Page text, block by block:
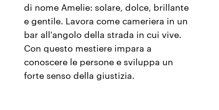
di nome Amelie: solare, dolce, brillante
e gentile. Lavora come cameriera in un
bar all'angolo della strada in cui vive.
Con questo mestiere impara a
conoscere le persone e sviluppa un
forte senso della giustizia.